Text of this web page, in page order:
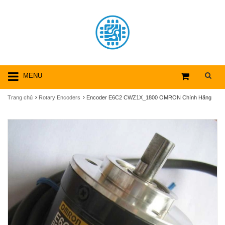
MENU
Trang chủ Rotary Encoders Encoder E6C2 CWZ1X_1800 OMRON Chính Hãng